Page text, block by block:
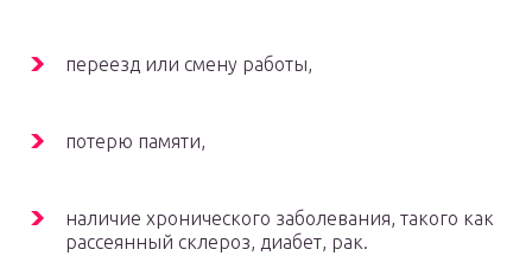
переезд или смену работы,
потерю памяти,
наличие хронического заболевания, такого как
рассеянный склероз, диабет, рак.